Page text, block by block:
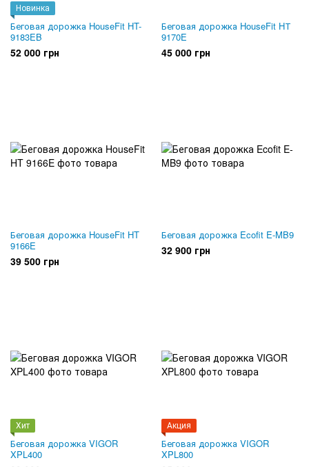
Новинка
Беговая дорожка HouseFit HT-
9183EB
52 000 грн
Беговая дорожка HouseFit HТ
9170E
45 000 грн
Беговая дорожка HouseFit HT
9166E
39 500 грн
Беговая дорожка Ecofit E-MB9
32 900 грн
Хит
Беговая дорожка VIGOR
XPL400
Акция
Беговая дорожка VIGOR
XPL800